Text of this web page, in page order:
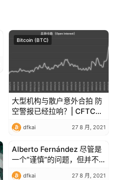
Bitcoin (BTC)
大型机构与散户意外合拍 防
空警报已经拉响？| CFTC
COT 比特币持仓周报
dfkai 27 8 月, 2021
Bitcoin (BTC)
Alberto Fernández 尽管是
一个“谨慎”的问题，但并不
排除加密货币
dfkai 27 8 月, 2021